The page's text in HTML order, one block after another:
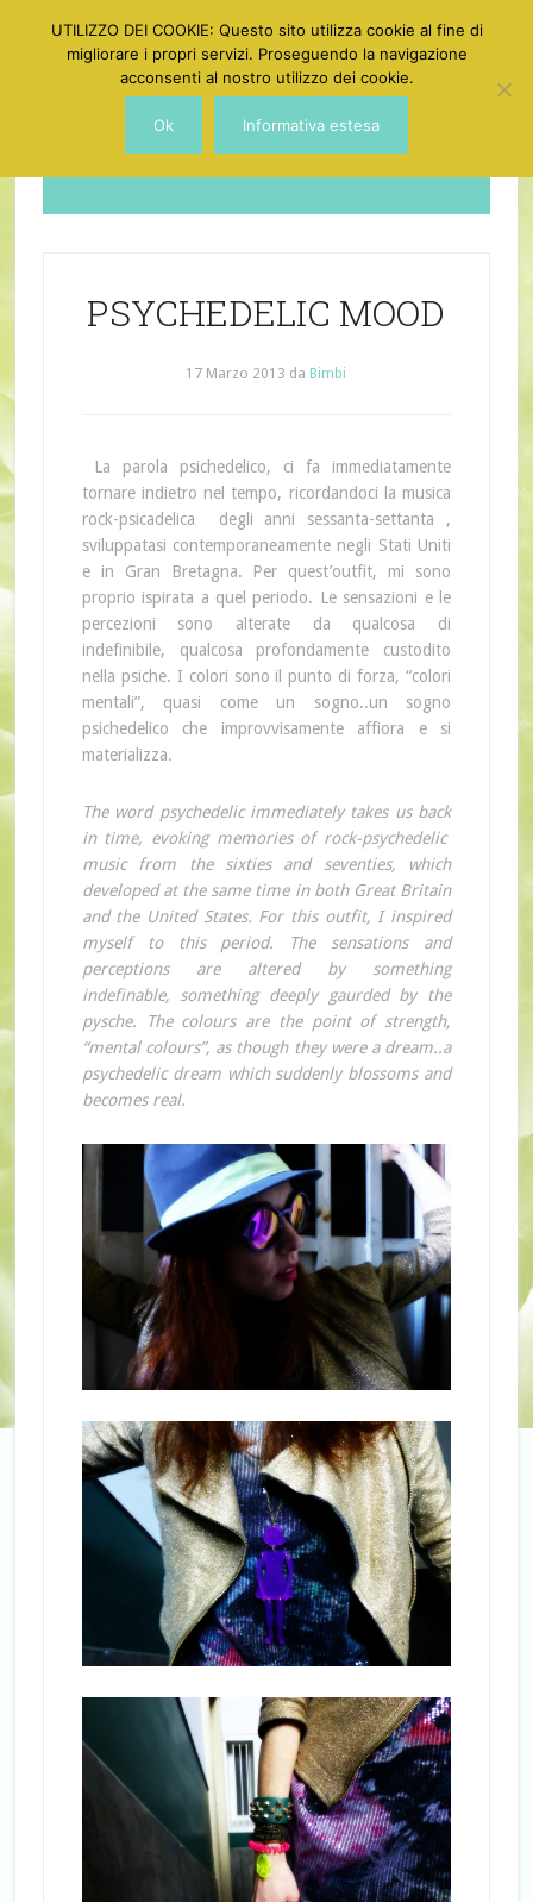
Dotgirl
PSYCHEDELIC MOOD
17 Marzo 2013 da Bimbi
La parola psichedelico, ci fa immediatamente
tornare indietro nel tempo, ricordandoci la musica
rock-psicadelica degli anni sessanta-settanta ,
sviluppatasi contemporaneamente negli Stati Uniti
e in Gran Bretagna. Per quest’outfit, mi sono
proprio ispirata a quel periodo. Le sensazioni e le
percezioni sono alterate da qualcosa di
indefinibile, qualcosa profondamente custodito
nella psiche. I colori sono il punto di forza, “colori
mentali”, quasi come un sogno..un sogno
psichedelico che improvvisamente affiora e si
materializza.
The word psychedelic immediately takes us back
in time, evoking memories of rock-psychedelic
music from the sixties and seventies, which
developed at the same time in both Great Britain
and the United States. For this outfit, I inspired
myself to this period. The sensations and
perceptions are altered by something
indefinable, something deeply gaurded by the
pysche. The colours are the point of strength,
“mental colours”, as though they were a dream..a
psychedelic dream which suddenly blossoms and
becomes real.
UTILIZZO DEI COOKIE: Questo sito utilizza cookie al fine di
migliorare i propri servizi. Proseguendo la navigazione
acconsenti al nostro utilizzo dei cookie.
Ok Informativa estesa